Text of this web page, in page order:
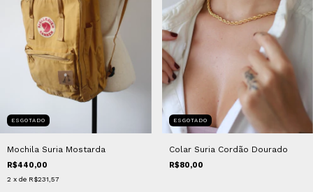
ESGOTADO
Mochila Suria Mostarda
R$440,00
2 x de R$231,57
ESGOTADO
Colar Suria Cordão Dourado
R$80,00